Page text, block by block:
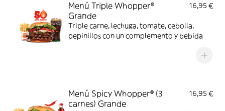
Menú Triple Whopper®
Grande
16,95 €
Triple carne, lechuga, tomate, cebolla,
pepinillos con un complemento y bebida
Menú Spicy Whopper® (3
carnes) Grande
16,95 €